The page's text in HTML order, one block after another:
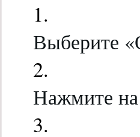
Выберите
Нажмите